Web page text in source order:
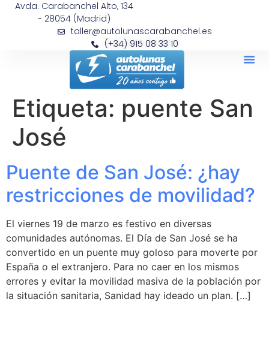
Avda. Carabanchel Alto, 134
- 28054 (Madrid)
taller@autolunascarabanchel.es
(+34) 915 08 33 10
Etiqueta: puente San
José
Puente de San José: ¿hay
restricciones de movilidad?
El viernes 19 de marzo es festivo en diversas
comunidades autónomas. El Día de San José se ha
convertido en un puente muy goloso para moverte por
España o el extranjero. Para no caer en los mismos
errores y evitar la movilidad masiva de la población por
la situación sanitaria, Sanidad hay ideado un plan. […]